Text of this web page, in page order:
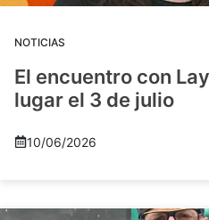
NOTICIAS
El encuentro con
lugar el 3 de julio
10/06/2026